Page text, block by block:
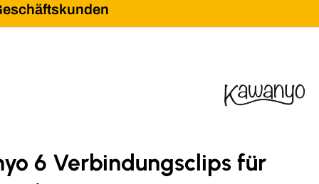
6 Verbindungsclips für